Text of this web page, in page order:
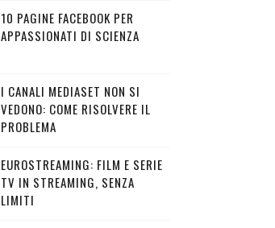
10 PAGINE FACEBOOK PER
APPASSIONATI DI SCIENZA
I CANALI MEDIASET NON SI
VEDONO: COME RISOLVERE IL
PROBLEMA
EUROSTREAMING: FILM E SERIE
TV IN STREAMING, SENZA
LIMITI